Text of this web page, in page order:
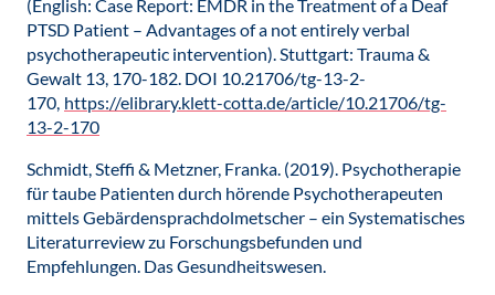
(English: Case Report: EMDR in the Treatment of a Deaf
PTSD Patient – Advantages of a not entirely verbal
psychotherapeutic intervention). Stuttgart: Trauma &
Gewalt 13, 170-182. DOI 10.21706/tg-13-2-
170, https://elibrary.klett-cotta.de/article/10.21706/tg-
13-2-170
Schmidt, Steffi & Metzner, Franka. (2019). Psychotherapie
für taube Patienten durch hörende Psychotherapeuten
mittels Gebärdensprachdolmetscher – ein Systematisches
Literaturreview zu Forschungsbefunden und
Empfehlungen. Das Gesundheitswesen.